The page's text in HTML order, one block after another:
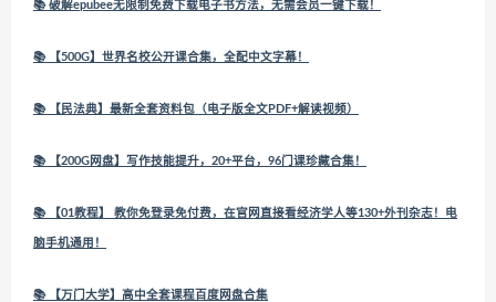
📚 破解epubee无限制免费下载电子书方法，无需会员一键下载！
📚 【500G】世界名校公开课合集，全配中文字幕！
📚 【民法典】最新全套资料包（电子版全文PDF+解读视频）
📚 【200G网盘】写作技能提升，20+平台，96门课珍藏合集！
📚 【01教程】 教你免登录免付费，在官网直接看经济学人等130+外刊杂志！电
脑手机通用！
📚 【万门大学】高中全套课程百度网盘合集